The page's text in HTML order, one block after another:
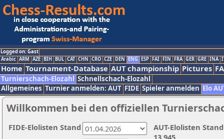
Logged on: Gast
Arabic ARM AZE BIH BUL CAT CHN CRO CZE DEN ENG ESP FAI FIN FRA GER GRE INA
Home Tournament-Database AUT championship Pictures
Turnierschach-Elozahl Schnellschach-Elozahl
Allgemeines Turnier anmelden: AUT FIDE Spieler anmelden Elo
Willkommen bei den offiziellen
AUT-Elolisten
13.945
FIDE-Elolisten Stand